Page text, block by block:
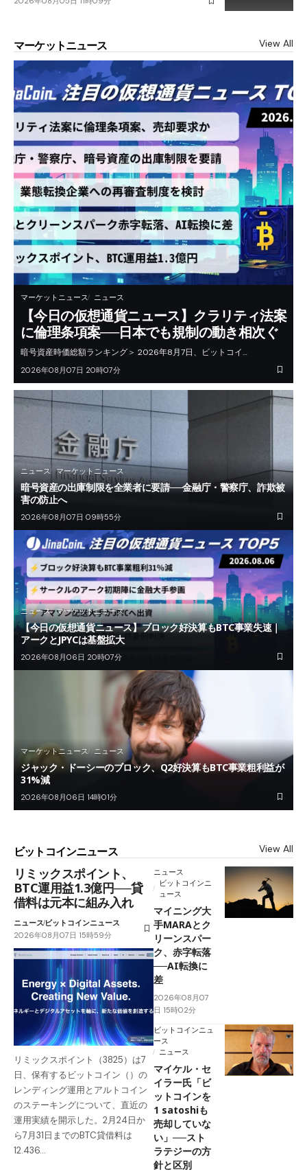
マーケットニュース View All
マーケットニュース ニュース
【今日の仮想通貨ニュース】クラリティ法案
に倫理条項案──日本でも規制の動き相次ぐ
暗号資産時価総額ランキング＞ 2026年8月7日、ビットコイ…
2026年08月07日 20時07分
ニュース マーケットニュース
暗号資産の出庫制限を全業者に要請──金融庁・警察庁、詐欺被
害の防止へ
2026年08月07日 09時55分
ニュース マーケットニュース
【今日の仮想通貨ニュース】ブロック好決算もBTC事業失速｜
アークとJPYCは基盤拡大
2026年08月06日 20時07分
マーケットニュース ニュース
ジャック・ドーシーのブロック、Q2好決算もBTC事業粗利益が
31%減
2026年08月06日 14時01分
ビットコインニュース View All
リミックスポイント、
BTC運用益1.3億円──貸
借料は元本に組み入れ
ニュースビットコインニュース
2026年08月07日 15時59分
リミックスポイント（3825）は7
日、保有するビットコイン（）の
レンディング運用とアルトコイン
のステーキングについて、直近の
運用実績を開示した。2月24日か
ら7月31日までのBTC貸借料は
12.436…
ニュース
ビットコインニ
ュース
マイニング大
手MARAとク
リーンスパー
ク、赤字転落
──AI転換に
差
2026年08月07
日 15時02分
ビットコインニュ
ース
ニュース
マイケル・セ
イラー氏「ビ
ットコインを
1 satoshiも
売却していな
い」──スト
ラテジーの方
針と区別